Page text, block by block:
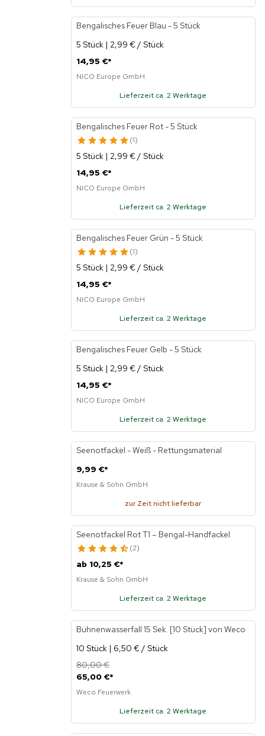
Bengalisches Feuer Blau - 5 Stück
5 Stück | 2,99 € / Stück
14,95 €*
NICO Europe GmbH
Lieferzeit ca. 2 Werktage
Bengalisches Feuer Rot - 5 Stück
1
5 Stück | 2,99 € / Stück
14,95 €*
NICO Europe GmbH
Lieferzeit ca. 2 Werktage
Bengalisches Feuer Grün - 5 Stück
1
5 Stück | 2,99 € / Stück
14,95 €*
NICO Europe GmbH
Lieferzeit ca. 2 Werktage
Bengalisches Feuer Gelb - 5 Stück
5 Stück | 2,99 € / Stück
14,95 €*
NICO Europe GmbH
Lieferzeit ca. 2 Werktage
Seenotfackel - Weiß - Rettungsmaterial
9,99 €*
Krause & Sohn GmbH
zur Zeit nicht lieferbar
Seenotfackel Rot T1 – Bengal-Handfackel
2
ab 10,25 €*
Krause & Sohn GmbH
Lieferzeit ca. 2 Werktage
Bühnenwasserfall 15 Sek. [10 Stück] von Weco
10 Stück | 6,50 € / Stück
65,00 €*
80,00 €
Weco Feuerwerk
Lieferzeit ca. 2 Werktage